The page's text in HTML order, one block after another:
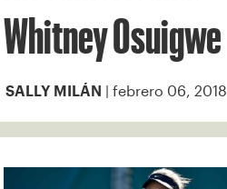
Whitney Osuigwe
SALLY MILÁN | febrero 06, 2018